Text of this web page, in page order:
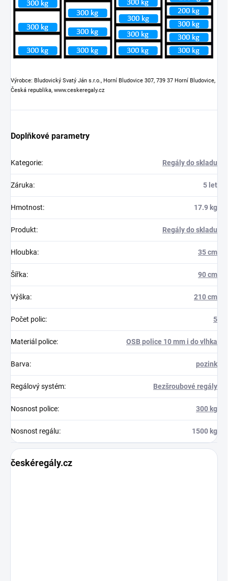
Výrobce: Bludovický Svatý Ján s.r.o., Horní Bludovice 307, 739 37 Horní Bludovice,
Česká republika, www.ceskeregaly.cz
Doplňkové parametry
Kategorie: Regály do skladu
Záruka: 5 let
Hmotnost: 17.9 kg
Produkt: Regály do skladu
Hloubka: 35 cm
Šířka: 90 cm
Výška: 210 cm
Počet polic: 5
Materiál police: OSB police 10 mm i do vlhka
Barva: pozink
Regálový systém: Bezšroubové regály
Nosnost police: 300 kg
Nosnost regálu: 1500 kg
českéregály.cz